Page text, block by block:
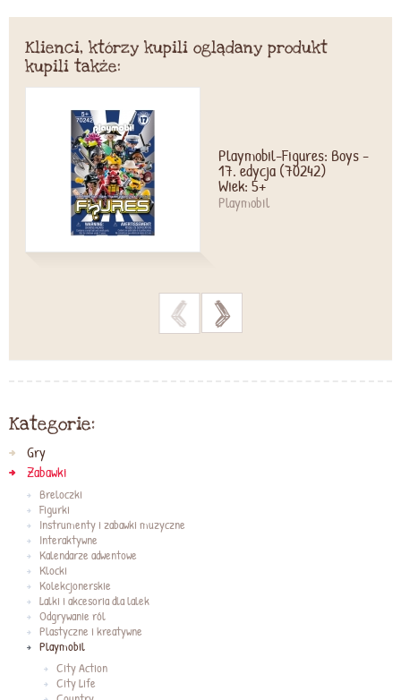
Klienci, którzy kupili oglądany produkt
kupili także:
Playmobil-Figures: Boys -
17. edycja (70242)
Wiek: 5+
Playmobil
> >
Kategorie:
Gry
Zabawki
Breloczki
Figurki
Instrumenty i zabawki muzyczne
Interaktywne
Kalendarze adwentowe
Klocki
Kolekcjonerskie
Lalki i akcesoria dla lalek
Odgrywanie ról
Plastyczne i kreatywne
Playmobil
City Action
City Life